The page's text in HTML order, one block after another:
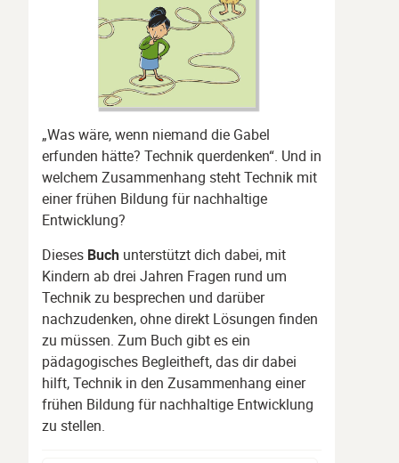
„Was wäre, wenn niemand die Gabel
erfunden hätte? Technik querdenken“. Und in
welchem Zusammenhang steht Technik mit
einer frühen Bildung für nachhaltige
Entwicklung?
Dieses Buch unterstützt dich dabei, mit
Kindern ab drei Jahren Fragen rund um
Technik zu besprechen und darüber
nachzudenken, ohne direkt Lösungen finden
zu müssen. Zum Buch gibt es ein
pädagogisches Begleitheft, das dir dabei
hilft, Technik in den Zusammenhang einer
frühen Bildung für nachhaltige Entwicklung
zu stellen.